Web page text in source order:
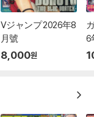
Vジャンプ 2026年8
月號
8,000원
6